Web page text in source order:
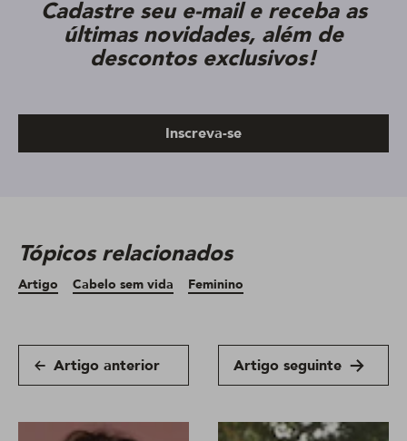
Cadastre seu e-mail e receba as
últimas novidades, além de
descontos exclusivos!
Inscreva-se
Tópicos relacionados
Artigo Cabelo sem vida Feminino
Artigo anterior Artigo seguinte